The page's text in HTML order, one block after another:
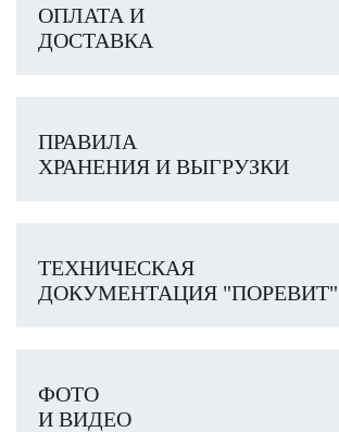
ОПЛАТА И
ДОСТАВКА
ПРАВИЛА
ХРАНЕНИЯ И ВЫГРУЗКИ
ТЕХНИЧЕСКАЯ
ДОКУМЕНТАЦИЯ "ПОРЕВИТ"
ФОТО
И ВИДЕО